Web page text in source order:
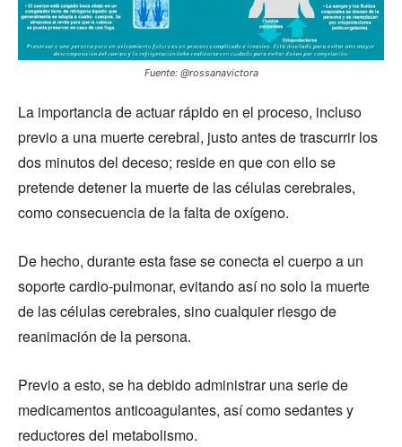
Fuente: @rossanavictora
La importancia de actuar rápido en el proceso, incluso
previo a una muerte cerebral, justo antes de trascurrir los
dos minutos del deceso; reside en que con ello se
pretende detener la muerte de las células cerebrales,
como consecuencia de la falta de oxígeno.
De hecho, durante esta fase se conecta el cuerpo a un
soporte cardio-pulmonar, evitando así no solo la muerte
de las células cerebrales, sino cualquier riesgo de
reanimación de la persona.
Previo a esto, se ha debido administrar una serie de
medicamentos anticoagulantes, así como sedantes y
reductores del metabolismo.